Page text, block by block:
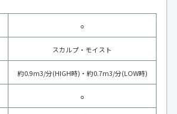
⚪︎
スカルプ・モイスト
約0.9m3/分(HIGH時)・約0.7m3/分(LOW時)
⚪︎